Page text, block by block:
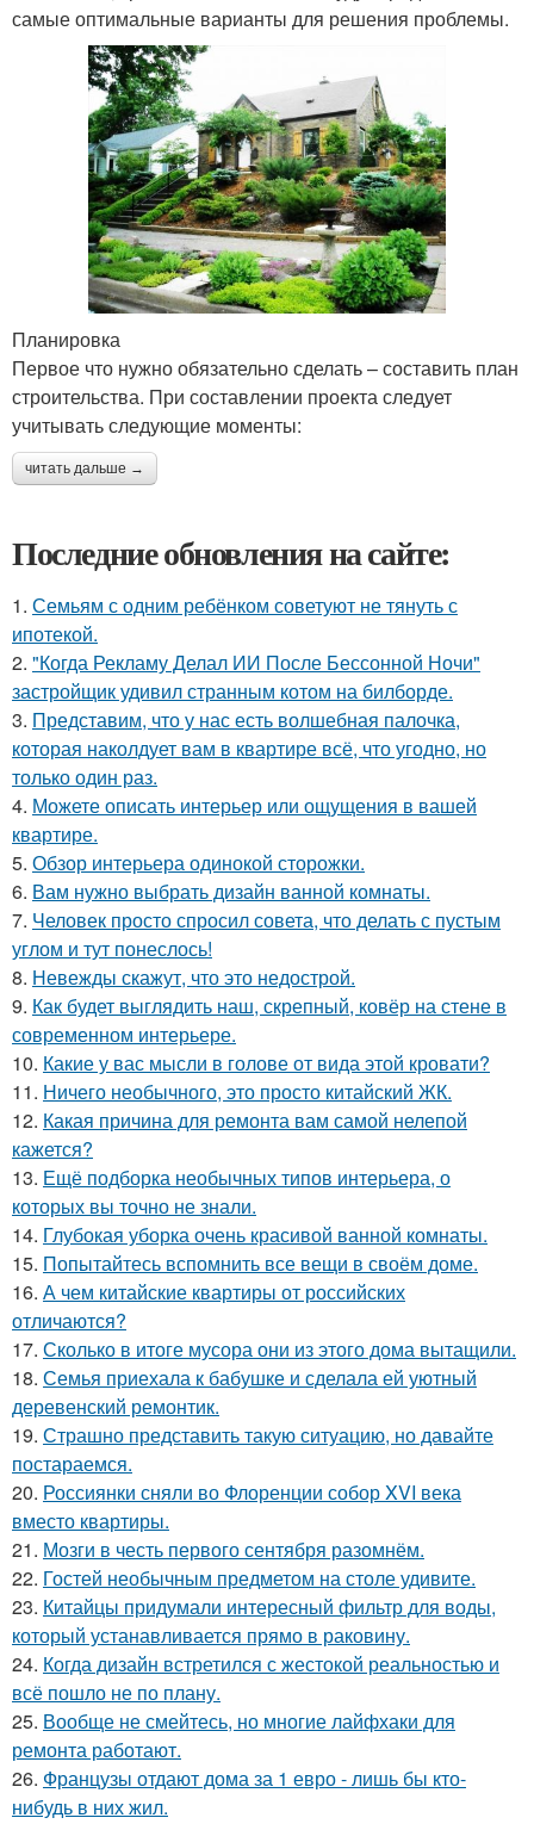
самые оптимальные варианты для решения проблемы.
Планировка
Первое что нужно обязательно сделать – составить план
строительства. При составлении проекта следует
учитывать следующие моменты:
читать дальше →
Последние обновления на сайте:
1. Семьям с одним ребёнком советуют не тянуть с
ипотекой.
2. "Когда Рекламу Делал ИИ После Бессонной Ночи"
застройщик удивил странным котом на билборде.
3. Представим, что у нас есть волшебная палочка,
которая наколдует вам в квартире всё, что угодно, но
только один раз.
4. Можете описать интерьер или ощущения в вашей
квартире.
5. Обзор интерьера одинокой сторожки.
6. Вам нужно выбрать дизайн ванной комнаты.
7. Человек просто спросил совета, что делать с пустым
углом и тут понеслось!
8. Невежды скажут, что это недострой.
9. Как будет выглядить наш, скрепный, ковёр на стене в
современном интерьере.
10. Какие у вас мысли в голове от вида этой кровати?
11. Ничего необычного, это просто китайский ЖК.
12. Какая причина для ремонта вам самой нелепой
кажется?
13. Ещё подборка необычных типов интерьера, о
которых вы точно не знали.
14. Глубокая уборка очень красивой ванной комнаты.
15. Попытайтесь вспомнить все вещи в своём доме.
16. А чем китайские квартиры от российских
отличаются?
17. Сколько в итоге мусора они из этого дома вытащили.
18. Семья приехала к бабушке и сделала ей уютный
деревенский ремонтик.
19. Страшно представить такую ситуацию, но давайте
постараемся.
20. Россиянки сняли во Флоренции собор XVI века
вместо квартиры.
21. Мозги в честь первого сентября разомнём.
22. Гостей необычным предметом на столе удивите.
23. Китайцы придумали интересный фильтр для воды,
который устанавливается прямо в раковину.
24. Когда дизайн встретился с жестокой реальностью и
всё пошло не по плану.
25. Вообще не смейтесь, но многие лайфхаки для
ремонта работают.
26. Французы отдают дома за 1 евро - лишь бы кто-
нибудь в них жил.